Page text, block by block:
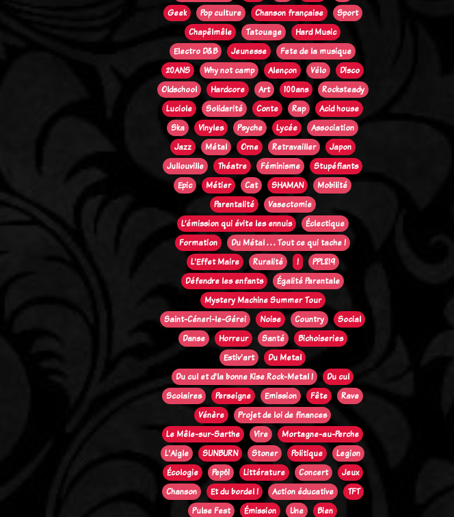
Geek
Pop culture Chanson française
Sport
Chapêlmêle
Tatouage
Hard Music
Electro D&B
Jeunesse
Fete de la musique
20ANS
Why not camp Alençon Vélo
Disco
Oldschool
Hardcore Art 100ans
Rocksteady
Luciole
Solidarité Conte Rap
Acid house
Ska
Vinyles Psyche Lycée
Association
Jazz
Métal Orne Retravailler
Japon
Jullouville
Théatre Féminisme
Stupéfiants
Epic
Métier Cat SHAMAN
Mobilité
Parentalité
Vasectomie
L’émission qui évite les ennuis
Éclectique
Formation
Du Métal . . . Tout ce qui tache !
L'Effet Maire
Ruralité !
PPL819
Défendre les enfants
Égalité Parentale
Mystery Machine Summer Tour
Saint-Céneri-le-Gérei
Noise Country
Social
Danse
Horreur Santé
Bichoiseries
Estiv'art
Du Metal
Du cul et d'la bonne Kise Rock-Metal !
Du cul
Scolaires
Perseigne Emission Fête
Rave
Vénère
Projet de loi de finances
Le Mêle-sur-Sarthe
Vire
Mortagne-au-Perche
L'Aigle
SUNBURN Stoner Politique
Legion
Écologie
Pep61 Littérature Concert
Jeux
Chanson
Et du bordel ! Action éducative
TFT
Pulse Fest
Émission Une
Bien